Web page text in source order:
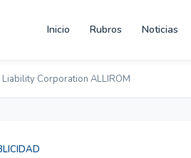
Inicio Rubros Noticias
Liability Corporation ALLIROM